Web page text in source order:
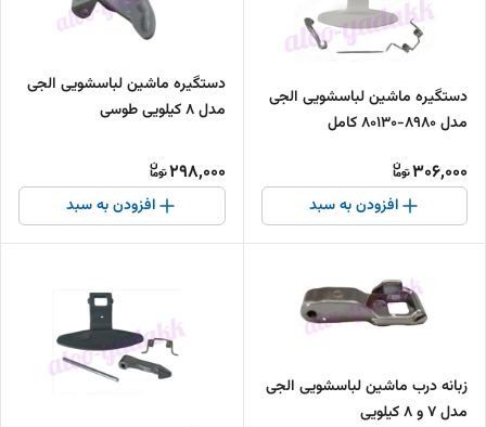
دستگیره ماشین لباسشویی الجی
مدل 8980-80130 کامل
306,000
افزودن به سبد
دستگیره ماشین لباسشویی الجی
مدل ۸ کیلویی طوسی
298,000
افزودن به سبد
زبانه درب ماشین لباسشویی الجی
مدل ۷ و ۸ کیلویی